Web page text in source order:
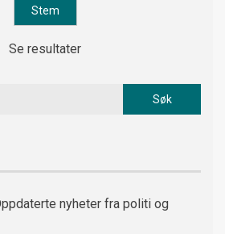
Se resultater
nyheter fra politi og